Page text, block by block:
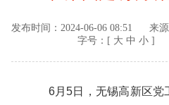
发布时间： 2024-06-06 08:51 来源
字号：[ 大 中 小]
6月5日，无锡高新区党